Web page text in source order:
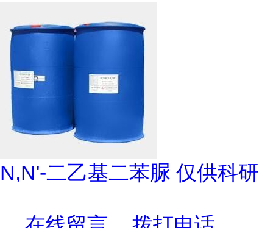
N,N'-二乙基二苯脲 仅供科研